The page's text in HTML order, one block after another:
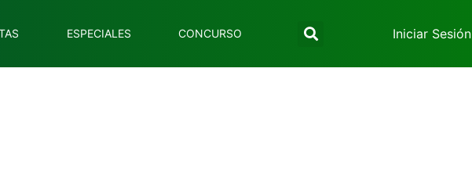
ESPECIALES CONCURSO Iniciar Sesión